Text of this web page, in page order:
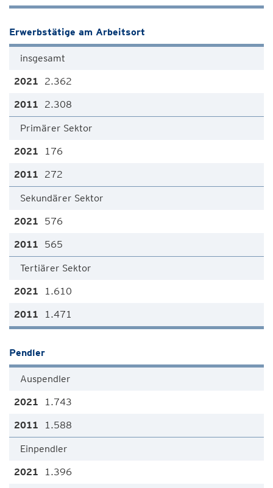
Erwerbstätige am Arbeitsort
insgesamt
2.362
2.308
Primärer Sektor
176
272
Sekundärer Sektor
576
565
Tertiärer Sektor
1.610
1.471
Pendler
Auspendler
1.743
1.588
Einpendler
1.396